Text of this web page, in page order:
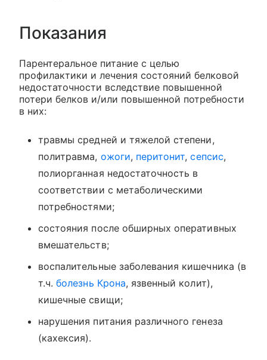
Показания
Парентеральное питание с целью
профилактики и лечения состояний белковой
недостаточности вследствие повышенной
потери белков и/или повышенной потребности
в них:
травмы средней и тяжелой степени,
политравма, ожоги, перитонит,сепсис,
полиорганная недостаточность в
соответствии с метаболическими
потребностями;
состояния после обширных оперативных
вмешательств;
воспалительные заболевания кишечника (в
т.ч.болезнь Крона, язвенный колит),
кишечные свищи;
нарушения питания различного генеза
(кахексия).